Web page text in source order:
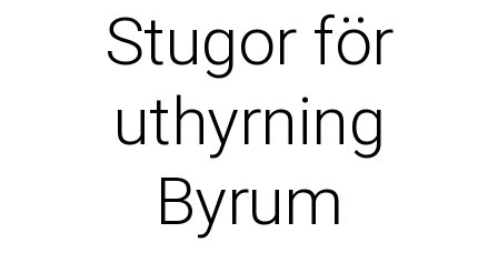
Stugor för
uthyrning
Byrum